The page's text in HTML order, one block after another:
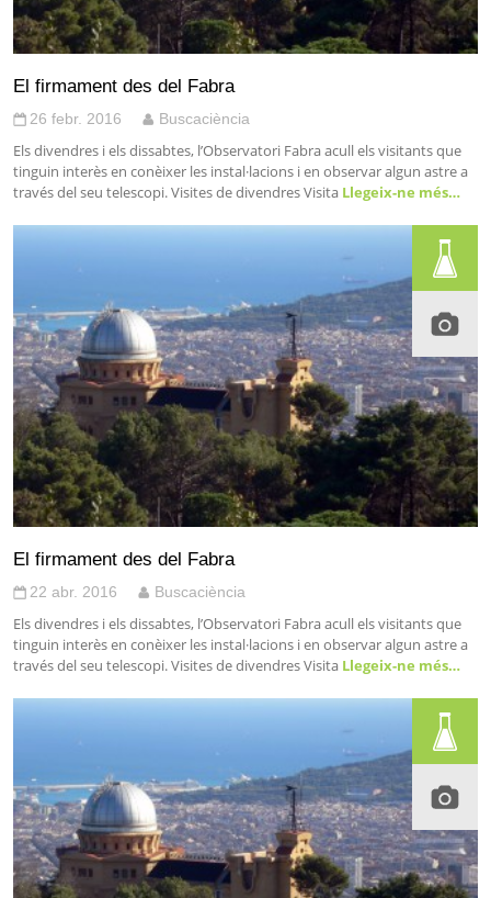
El firmament des del Fabra
26 febr. 2016 Buscaciència
Els divendres i els dissabtes, l’Observatori Fabra acull els visitants que
tinguin interès en conèixer les instal·lacions i en observar algun astre a
través del seu telescopi. Visites de divendres Visita Llegeix-ne més…
El firmament des del Fabra
22 abr. 2016 Buscaciència
Els divendres i els dissabtes, l’Observatori Fabra acull els visitants que
tinguin interès en conèixer les instal·lacions i en observar algun astre a
través del seu telescopi. Visites de divendres Visita Llegeix-ne més…